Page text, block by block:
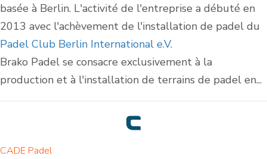
basée à Berlin. L'activité de l'entreprise a débuté en
2013 avec l'achèvement de l'installation de padel du
Padel Club Berlin International e.V.
Brako Padel se consacre exclusivement à la
production et à l'installation de terrains de padel en...
CADE Padel